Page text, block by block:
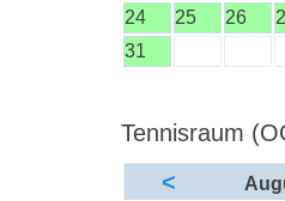
24
25 26
31
Tennisraum
<